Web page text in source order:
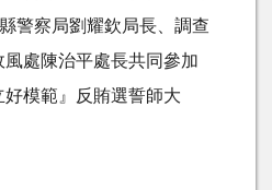
警察局劉耀欽局長、調查
處陳治平處長共同參加
好模範』反賄選誓師大